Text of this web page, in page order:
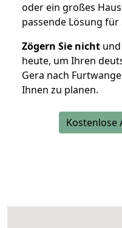
oder ein großes
passende Lösung für
Zögern Sie nicht
heute, um Ihren
Gera nach
Ihnen zu planen.
Kostenlose